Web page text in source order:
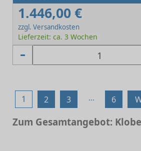
1.446,00 €
zzgl. Versandkosten
Lieferzeit: ca. 3 Wochen
1 2 3 ... 6
Zum Gesamtangebot: